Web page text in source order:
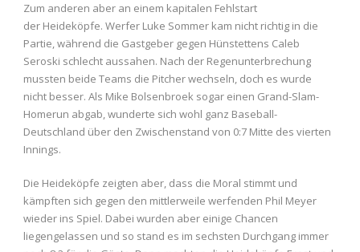
Zum anderen aber an einem kapitalen Fehlstart
der Heideköpfe. Werfer Luke Sommer kam nicht richtig in die
Partie, während die Gastgeber gegen Hünstettens Caleb
Seroski schlecht aussahen. Nach der Regenunterbrechung
mussten beide Teams die Pitcher wechseln, doch es wurde
nicht besser. Als Mike Bolsenbroek sogar einen Grand-Slam-
Homerun abgab, wunderte sich wohl ganz Baseball-
Deutschland über den Zwischenstand von 0:7 Mitte des vierten
Innings.
Die Heideköpfe zeigten aber, dass die Moral stimmt und
kämpften sich gegen den mittlerweile werfenden Phil Meyer
wieder ins Spiel. Dabei wurden aber einige Chancen
liegengelassen und so stand es im sechsten Durchgang immer